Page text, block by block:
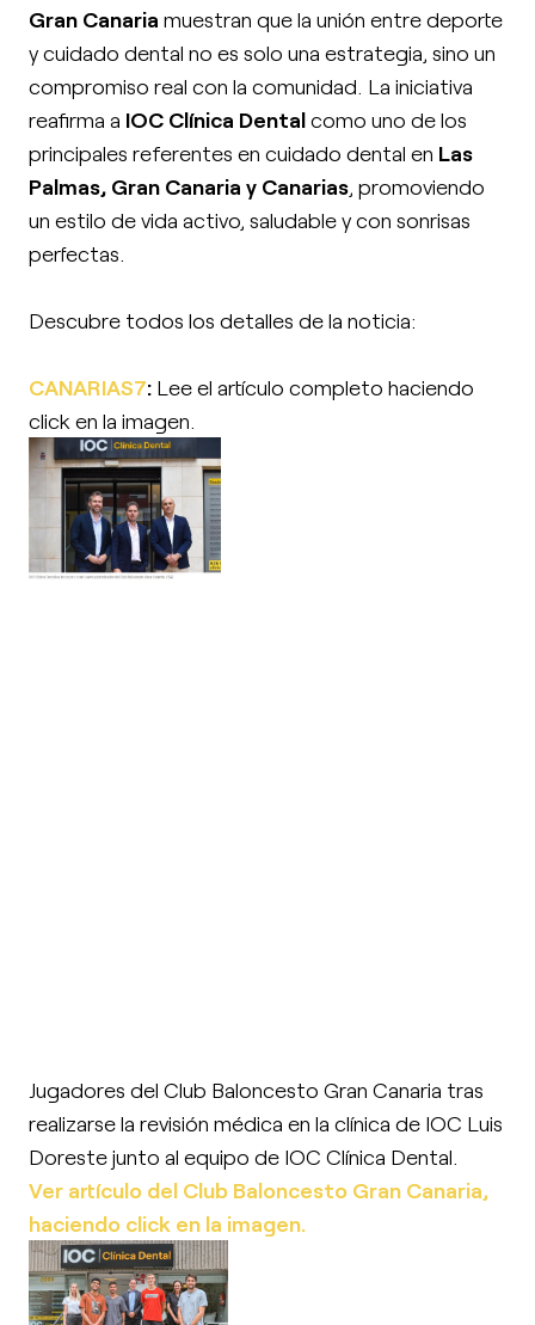
Gran Canaria muestran que la unión entre deporte
y cuidado dental no es solo una estrategia, sino un
compromiso real con la comunidad. La iniciativa
reafirma a IOC Clínica Dentalcomo uno de los
principales referentes en cuidado dental en Las
Palmas, Gran Canaria y Canarias, promoviendo
un estilo de vida activo, saludable y con sonrisas
perfectas.
Descubre todos los detalles de la noticia:
CANARIAS7: Lee el artículo completo haciendo
click en la imagen.
Jugadores del Club Baloncesto Gran Canaria tras
realizarse la revisión médica en la clínica de IOC Luis
Doreste junto al equipo de IOC Clínica Dental.
Ver artículo del Club Baloncesto Gran Canaria,
haciendo click en la imagen.